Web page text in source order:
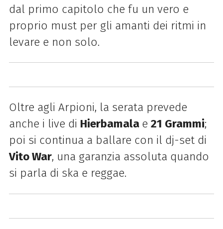
dal primo capitolo che fu un vero e
proprio must per gli amanti dei ritmi in
levare e non solo.
Oltre agli Arpioni, la serata prevede
anche i live di Hierbamala e 21 Grammi;
poi si continua a ballare con il dj-set di
Vito War, una garanzia assoluta quando
si parla di ska e reggae.